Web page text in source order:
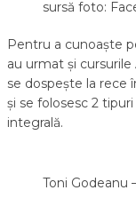
sursă foto:
Pentru a cunoaște
au urmat și
se dospește la rece
și se folosesc 2
integrală.
Toni Godeanu